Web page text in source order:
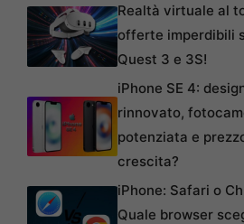
Realtà virtuale al
offerte imperdibili
Quest 3 e 3S!
iPhone SE 4:
rinnovato,
potenziata e
crescita?
iPhone: Safari o
Quale browser